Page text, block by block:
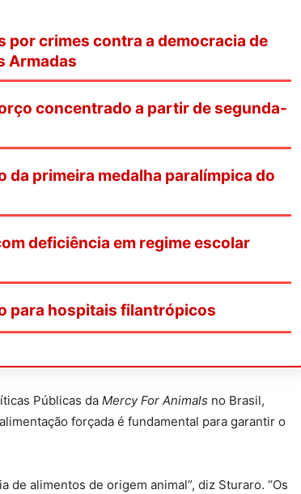
por crimes contra a democracia de
Armadas
concentrado a partir de segunda-
da primeira medalha paralímpica do
deficiência em regime escolar
para hospitais filantrópicos
Públicas da Mercy For Animals no Brasil,
forçada é fundamental para garantir o
de alimentos de origem animal”, diz Sturaro. “Os